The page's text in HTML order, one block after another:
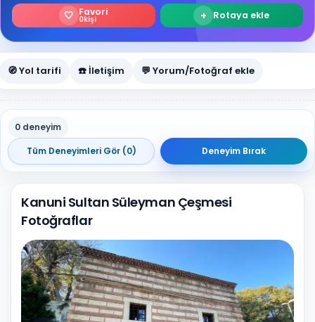
🤍 Favori
0kişi + Rotaya ekle
🧭 Yol tarifi ☎️ İletişim 💬 Yorum/Fotoğraf ekle
0 deneyim
Tüm Deneyimleri Gör (0)
Deneyim Bırak
Kanuni Sultan Süleyman Çeşmesi
Fotoğraflar